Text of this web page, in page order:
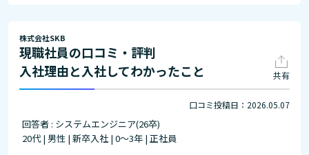
株式会社SKB
現職社員の口コミ・評判
入社理由と入社してわかったこと
共有
口コミ投稿日：2026.05.07
回答者 : システムエンジニア(26卒)
20代 | 男性 | 新卒入社 | 0～3年 | 正社員